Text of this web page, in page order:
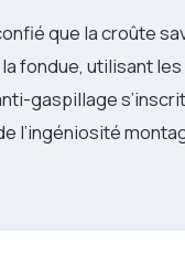
que la croûte
fondue, utilisant
gaspillage
l’ingéniosité